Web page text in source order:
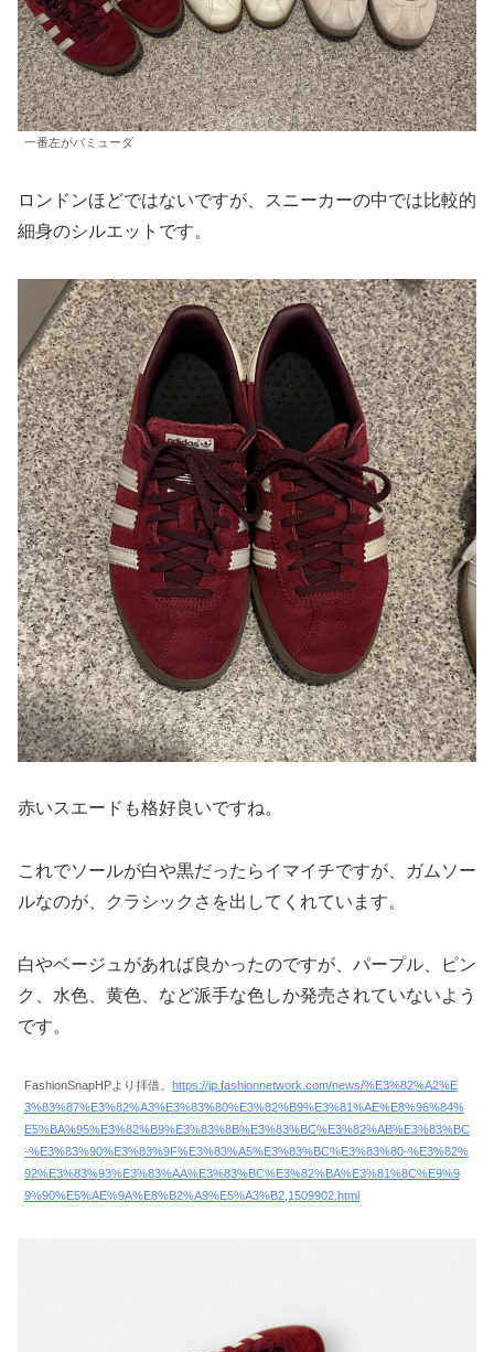
一番左がバミューダ
ロンドンほどではないですが、スニーカーの中では比較的
細身のシルエットです。
赤いスエードも格好良いですね。
これでソールが白や黒だったらイマイチですが、ガムソー
ルなのが、クラシックさを出してくれています。
白やベージュがあれば良かったのですが、パープル、ピン
ク、水色、黄色、など派手な色しか発売されていないよう
です。
FashionSnapHPより拝借。 https://jp.fashionnetwork.com/news/%E3%82%A2%E
3%83%87%E3%82%A3%E3%83%80%E3%82%B9%E3%81%AE%E8%96%84%
E5%BA%95%E3%82%B9%E3%83%8B%E3%83%BC%E3%82%AB%E3%83%BC
-%E3%83%90%E3%83%9F%E3%83%A5%E3%83%BC%E3%83%80-%E3%82%
92%E3%83%93%E3%83%AA%E3%83%BC%E3%82%BA%E3%81%8C%E9%9
9%90%E5%AE%9A%E8%B2%A9%E5%A3%B2,1509902.html